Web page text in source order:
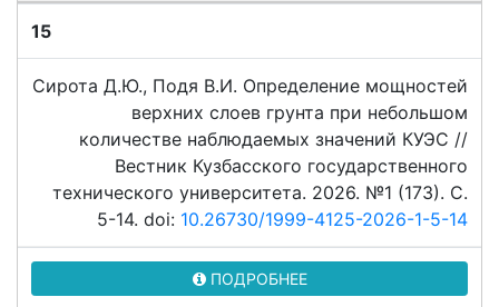
15
Сирота Д.Ю., Подя В.И. Определение мощностей
верхних слоев грунта при небольшом
количестве наблюдаемых значений КУЭС //
Вестник Кузбасского государственного
технического университета. 2026. №1 (173). C.
5-14. doi: 10.26730/1999-4125-2026-1-5-14
ПОДРОБНЕЕ